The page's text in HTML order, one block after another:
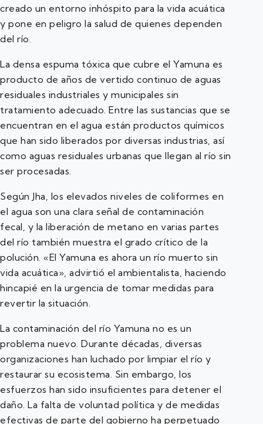
creado un entorno inhóspito para la vida acuática
y pone en peligro la salud de quienes dependen
del río.
La densa espuma tóxica que cubre el Yamuna es
producto de años de vertido continuo de aguas
residuales industriales y municipales sin
tratamiento adecuado. Entre las sustancias que se
encuentran en el agua están productos químicos
que han sido liberados por diversas industrias, así
como aguas residuales urbanas que llegan al río sin
ser procesadas.
Según Jha, los elevados niveles de coliformes en
el agua son una clara señal de contaminación
fecal, y la liberación de metano en varias partes
del río también muestra el grado crítico de la
polución. «El Yamuna es ahora un río muerto sin
vida acuática», advirtió el ambientalista, haciendo
hincapié en la urgencia de tomar medidas para
revertir la situación.
La contaminación del río Yamuna no es un
problema nuevo. Durante décadas, diversas
organizaciones han luchado por limpiar el río y
restaurar su ecosistema. Sin embargo, los
esfuerzos han sido insuficientes para detener el
daño. La falta de voluntad política y de medidas
efectivas de parte del gobierno ha perpetuado